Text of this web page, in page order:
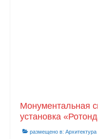
Монументальная
установка
размещено в: Архитектура